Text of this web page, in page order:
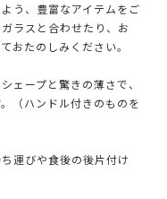
う、豊富なアイテムをご
ラスと合わせたり、お
おたのしみください。
ェープと驚きの薄さで、
（ハンドル付きのものを
運びや食後の後片付け